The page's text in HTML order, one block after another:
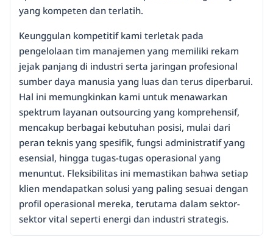
yang kompeten dan terlatih.
Keunggulan kompetitif kami terletak pada
pengelolaan tim manajemen yang memiliki rekam
jejak panjang di industri serta jaringan profesional
sumber daya manusia yang luas dan terus diperbarui.
Hal ini memungkinkan kami untuk menawarkan
spektrum layanan outsourcing yang komprehensif,
mencakup berbagai kebutuhan posisi, mulai dari
peran teknis yang spesifik, fungsi administratif yang
esensial, hingga tugas-tugas operasional yang
menuntut. Fleksibilitas ini memastikan bahwa setiap
klien mendapatkan solusi yang paling sesuai dengan
profil operasional mereka, terutama dalam sektor-
sektor vital seperti energi dan industri strategis.